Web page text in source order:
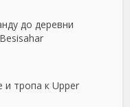
до деревни
и тропа к Upper